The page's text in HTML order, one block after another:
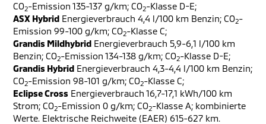
CO2-Emission 135-137 g/km; CO2-Klasse D-E;
ASX Hybrid Energieverbrauch 4,4 l/100 km Benzin; CO2-
Emission 99-100 g/km; CO2-Klasse C;
Grandis Mildhybrid Energieverbrauch 5,9-6,1 l/100 km
Benzin; CO2-Emission 134-138 g/km; CO2-Klasse D-E;
Grandis Hybrid Energieverbrauch 4,3-4,4 l/100 km Benzin;
CO2-Emission 98-101 g/km; CO2-Klasse C;
Eclipse Cross Energieverbrauch 16,7-17,1 kWh/100 km
Strom; CO2-Emission 0 g/km; CO2-Klasse A; kombinierte
Werte. Elektrische Reichweite (EAER) 615-627 km.